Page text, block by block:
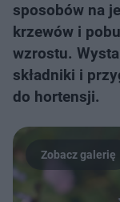
sposobów na
krzewów i
wzrostu.
składniki i
do hortensji.